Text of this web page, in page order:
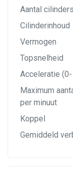
Aantal cilinders
Cilinderinhoud
Vermogen
Topsnelheid
Acceleratie
Maximum
per minuut
Koppel
Gemiddeld